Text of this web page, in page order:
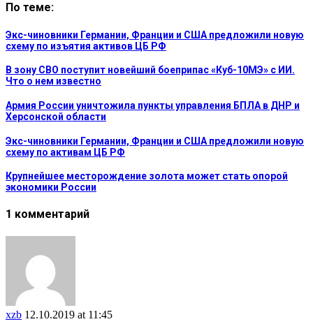
По теме:
Экс-чиновники Германии, Франции и США предложили новую
схему по изъятия активов ЦБ РФ
В зону СВО поступит новейший боеприпас «Куб-10МЭ» с ИИ.
Что о нем известно
Армия России уничтожила пункты управления БПЛА в ДНР и
Херсонской области
Экс-чиновники Германии, Франции и США предложили новую
схему по активам ЦБ РФ
Крупнейшее месторождение золота может стать опорой
экономики России
1 комментарий
xzb 12.10.2019 at 11:45